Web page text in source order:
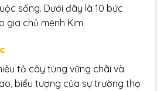
sống. Dưới đây là 10 bức
gia chủ mệnh Kim.
tả cây tùng vững chãi và
biểu tượng của sự trường thọ